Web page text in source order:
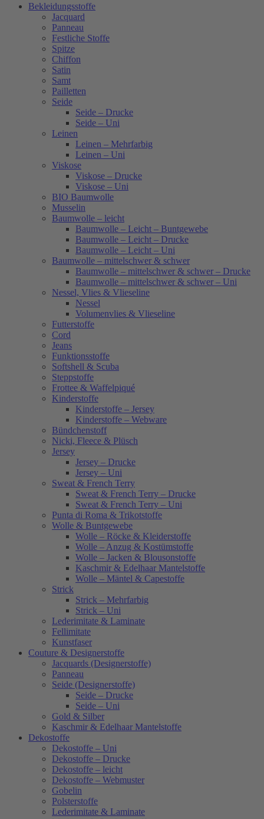
Bekleidungsstoffe
Jacquard
Panneau
Festliche Stoffe
Spitze
Chiffon
Satin
Samt
Pailletten
Seide
Seide – Drucke
Seide – Uni
Leinen
Leinen – Mehrfarbig
Leinen – Uni
Viskose
Viskose – Drucke
Viskose – Uni
BIO Baumwolle
Musselin
Baumwolle – leicht
Baumwolle – Leicht – Buntgewebe
Baumwolle – Leicht – Drucke
Baumwolle – Leicht – Uni
Baumwolle – mittelschwer & schwer
Baumwolle – mittelschwer & schwer – Drucke
Baumwolle – mittelschwer & schwer – Uni
Nessel, Vlies & Vlieseline
Nessel
Volumenvlies & Vlieseline
Futterstoffe
Cord
Jeans
Funktionsstoffe
Softshell & Scuba
Steppstoffe
Frottee & Waffelpiqué
Kinderstoffe
Kinderstoffe – Jersey
Kinderstoffe – Webware
Bündchenstoff
Nicki, Fleece & Plüsch
Jersey
Jersey – Drucke
Jersey – Uni
Sweat & French Terry
Sweat & French Terry – Drucke
Sweat & French Terry – Uni
Punta di Roma & Trikotstoffe
Wolle & Buntgewebe
Wolle – Röcke & Kleiderstoffe
Wolle – Anzug & Kostümstoffe
Wolle – Jacken & Blousonstoffe
Kaschmir & Edelhaar Mantelstoffe
Wolle – Mäntel & Capestoffe
Strick
Strick – Mehrfarbig
Strick – Uni
Lederimitate & Laminate
Fellimitate
Kunstfaser
Couture & Designerstoffe
Jacquards (Designerstoffe)
Panneau
Seide (Designerstoffe)
Seide – Drucke
Seide – Uni
Gold & Silber
Kaschmir & Edelhaar Mantelstoffe
Dekostoffe
Dekostoffe – Uni
Dekostoffe – Drucke
Dekostoffe – leicht
Dekostoffe – Webmuster
Gobelin
Polsterstoffe
Lederimitate & Laminate